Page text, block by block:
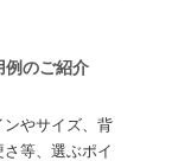
例のご紹介
ンやサイズ、背
等、選ぶポイ